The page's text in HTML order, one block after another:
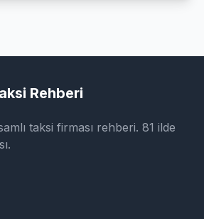
Rehberi
taksi firması rehberi. 81 ilde